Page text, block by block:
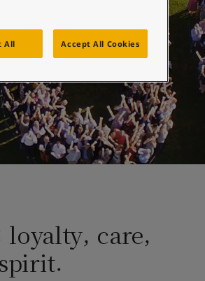
loyalty, care,
All Accept All Cookies